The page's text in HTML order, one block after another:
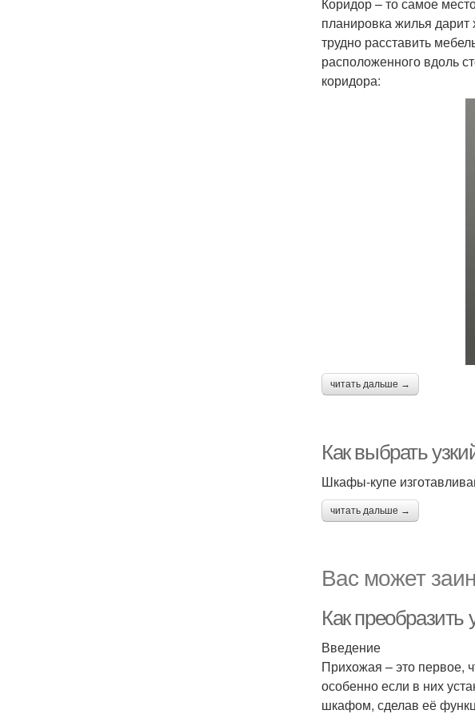
планировка жилья
трудно расставить
расположенного вдоль
коридора:
читать дальше →
Как выбрать
Шкафы-купе
читать дальше →
Вас может
Как
Введение
Прихожая – это первое,
особенно если в них
шкафом, сделав её